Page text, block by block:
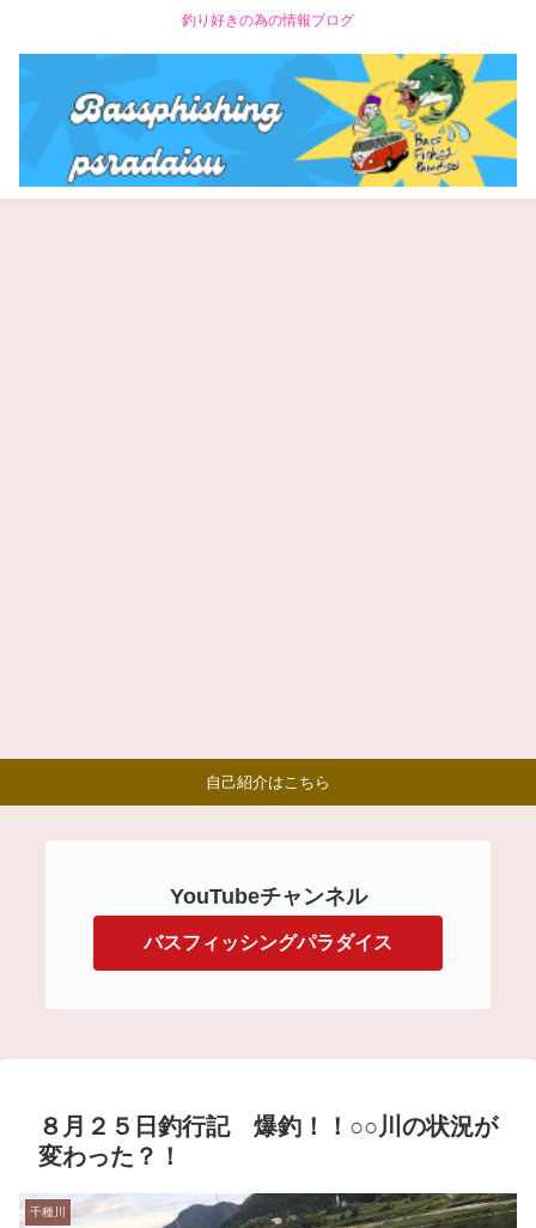
釣り好きの為の情報ブログ
自己紹介はこちら
YouTubeチャンネル
バスフィッシングパラダイス
８月２５日釣行記 爆釣！！○○川の状況が
変わった？！
千種川